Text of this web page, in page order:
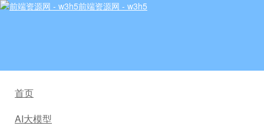
前端资源网 - w3h5
首页
AI大模型